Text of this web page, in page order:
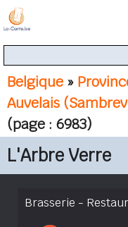
Belgique »
Auvelais
(page : 6983)
L'Arbre Verre
Brasserie -